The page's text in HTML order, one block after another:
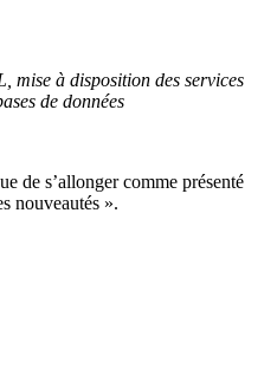
mise à disposition des services
de données
de s’allonger comme présenté
nouveautés ».